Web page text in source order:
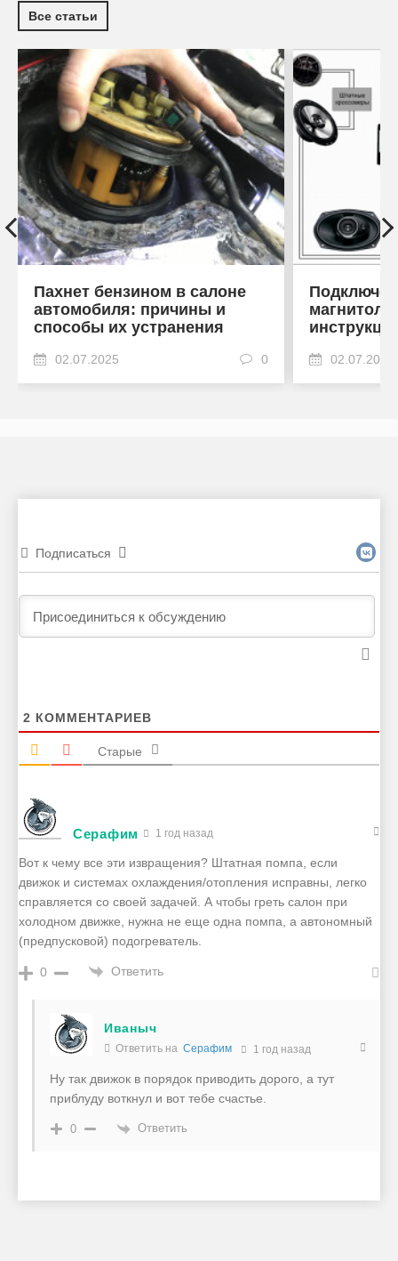
Все статьи
Пахнет бензином в салоне
автомобиля: причины и
способы их устранения
02.07.2025 0 02.07.2025
Подписаться
2 КОММЕНТАРИЕВ
Старые
Серафим 1 год назад
Вот к чему все эти извращения? Штатная помпа, если
движок и системах охлаждения/отопления исправны, легко
справляется со своей задачей. А чтобы греть салон при
холодном движке, нужна не еще одна помпа, а автономный
(предпусковой) подогреватель.
0 Ответить
Иваныч
Ответить на Серафим 1 год назад
Ну так движок в порядок приводить дорого, а тут
приблуду воткнул и вот тебе счастье.
0 Ответить